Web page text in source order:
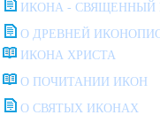
ИКОНА - СВЯЩЕННЫЙ
О ДРЕВНЕЙ
ИКОНА ХРИСТА
О ПОЧИТАНИИ ИКОН
О СВЯТЫХ ИКОНАХ